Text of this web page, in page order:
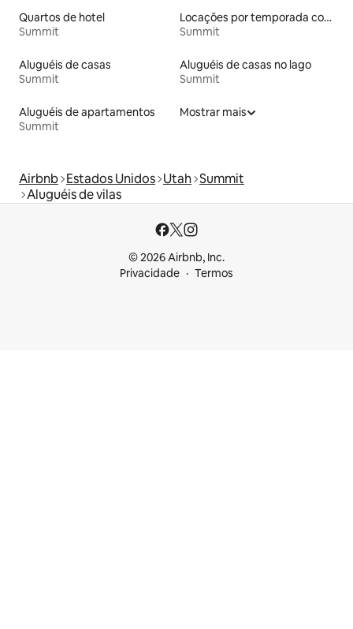
Quartos de hotel
Summit
Locações por temporada com piscina
Summit
Aluguéis de casas
Summit
Aluguéis de casas no lago
Summit
Aluguéis de apartamentos
Summit
Mostrar mais
Airbnb Estados Unidos Utah Summit
Aluguéis de vilas
© 2026 Airbnb, Inc.
Privacidade
Termos